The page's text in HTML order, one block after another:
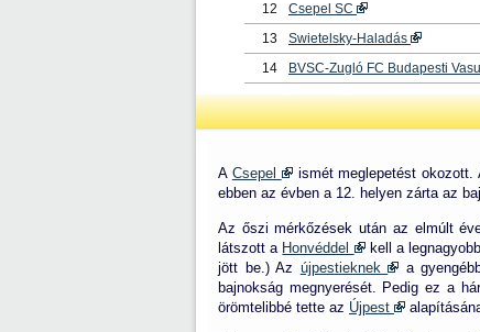
12
Csepel SC
13
Swietelsky-Haladás
14
BVSC-Zugló FC Budapesti
A Csepel
ismét meglepetést okozott.
ebben az évben a 12. helyen zárta az
Az őszi mérkőzések után az elmúlt
látszott a Honvéddel kell a
jött be.) Az újpestieknek
a
bajnokság megnyerését. Pedig ez a
örömtelibbé tette az Újpest